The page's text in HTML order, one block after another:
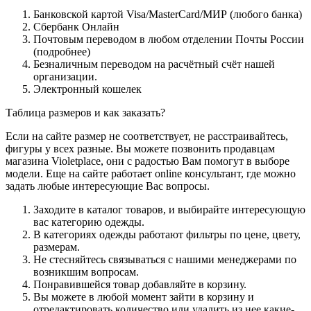
Банковской картой Visa/MasterCard/МИР (любого банка)
Сбербанк Онлайн
Почтовым переводом в любом отделении Почты России
(подробнее)
Безналичным переводом на расчётный счёт нашей
организации.
Электронный кошелек
Таблица размеров и как заказать?
Если на сайте размер не соответствует, не расстраивайтесь,
фигуры у всех разные. Вы можете позвонить продавцам
магазина Violetplace, они с радостью Вам помогут в выборе
модели. Еще на сайте работает online консультант, где можно
задать любые интересующие Вас вопросы.
Заходите в каталог товаров, и выбирайте интересующую
вас категорию одежды.
В категориях одежды работают фильтры по цене, цвету,
размерам.
Не стесняйтесь связываться с нашими менеджерами по
возникшим вопросам.
Понравившейся товар добавляйте в корзину.
Вы можете в любой момент зайти в корзину и